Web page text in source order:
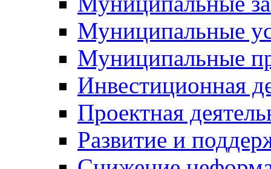
Муниципальные
Муниципальные
Инвестиционная
Проектная
Развитие и